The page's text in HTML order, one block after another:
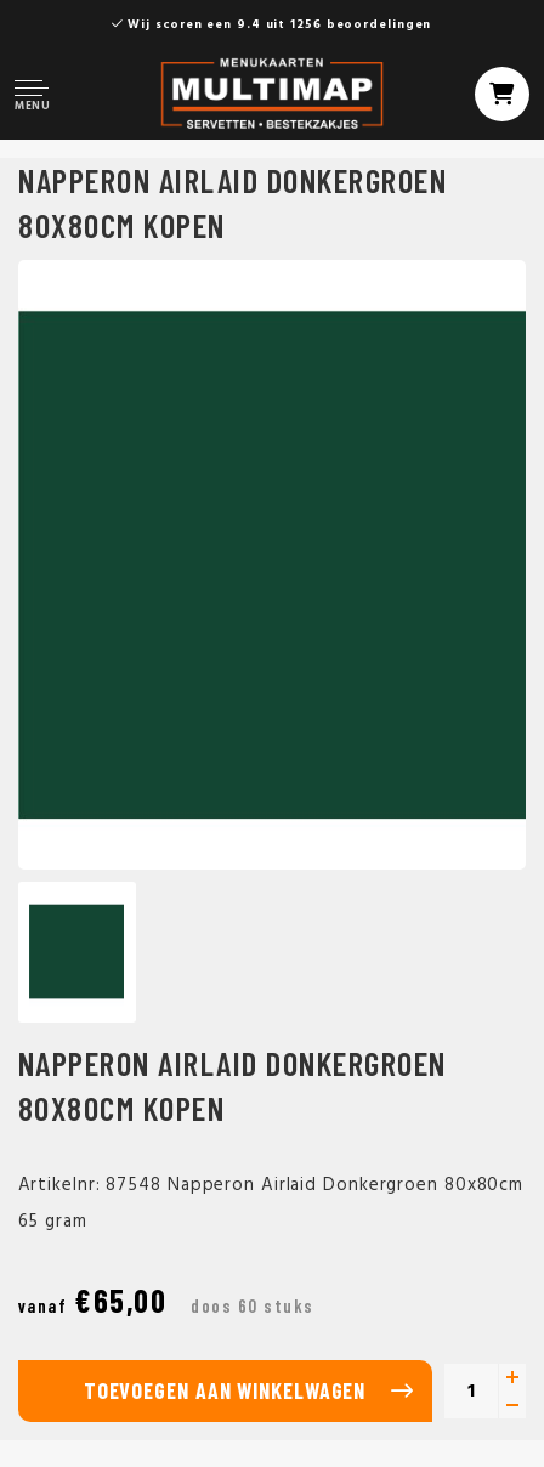
Wij scoren een 9.4 uit 1256 beoordelingen
MENU
NAPPERON AIRLAID DONKERGROEN
80X80CM KOPEN
NAPPERON AIRLAID DONKERGROEN
80X80CM KOPEN
Artikelnr: 87548 Napperon Airlaid Donkergroen 80x80cm
65 gram
vanaf €65,00 doos 60 stuks
TOEVOEGEN AAN WINKELWAGEN